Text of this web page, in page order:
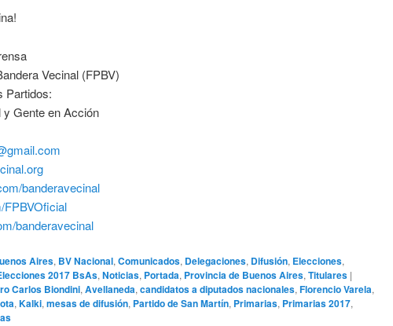
Vecinal (FPBV)
Partidos:
y Gente en Acción
banderavecinal
FPBVOficial
banderavecinal
Aires, BV Nacional, Comunicados, Delegaciones, Difusión, Elecciones,
2017 BsAs, Noticias, Portada, Provincia de Buenos Aires, Titulares |
Carlos Biondini, Avellaneda, candidatos a diputados nacionales, Florencio Varela,
, Kalki, mesas de difusión, Partido de San Martín, Primarias, Primarias 2017,